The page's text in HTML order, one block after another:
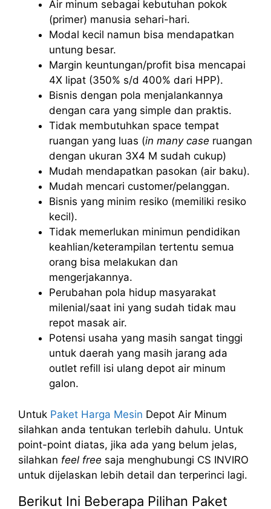
Air minum sebagai kebutuhan pokok
(primer) manusia sehari-hari.
Modal kecil namun bisa mendapatkan
untung besar.
Margin keuntungan/profit bisa mencapai
4X lipat (350% s/d 400% dari HPP).
Bisnis dengan pola menjalankannya
dengan cara yang simple dan praktis.
Tidak membutuhkan space tempat
ruangan yang luas (in many case ruangan
dengan ukuran 3X4 M sudah cukup)
Mudah mendapatkan pasokan (air baku).
Mudah mencari customer/pelanggan.
Bisnis yang minim resiko (memiliki resiko
kecil).
Tidak memerlukan minimun pendidikan
keahlian/keterampilan tertentu semua
orang bisa melakukan dan
mengerjakannya.
Perubahan pola hidup masyarakat
milenial/saat ini yang sudah tidak mau
repot masak air.
Potensi usaha yang masih sangat tinggi
untuk daerah yang masih jarang ada
outlet refill isi ulang depot air minum
galon.
Untuk Paket Harga Mesin Depot Air Minum
silahkan anda tentukan terlebih dahulu. Untuk
point-point diatas, jika ada yang belum jelas,
silahkan feel free saja menghubungi CS INVIRO
untuk dijelaskan lebih detail dan terperinci lagi.
Berikut Ini Beberapa Pilihan Paket